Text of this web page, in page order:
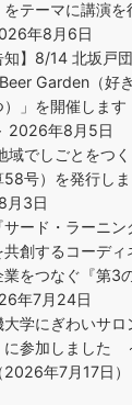
をテーマに講演
年8月6日
知】8/14 北坂戸
Garden（好
）」を開催しま
2026年8月5日
域でしごとをつ
58号）を発行し
月3日
ード・ラーニン
共創するコーデ
業をつなぐ『第3
年7月24日
大学にぎわいサ
に参加しました
年7月17日）